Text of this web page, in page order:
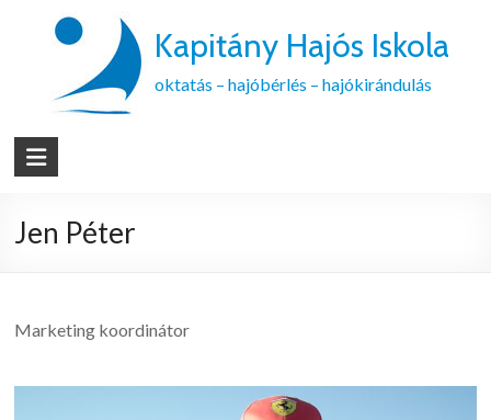
Kapitány Hajós Iskola
oktatás – hajóbérlés – hajókirándulás
Jen Péter
Marketing koordinátor